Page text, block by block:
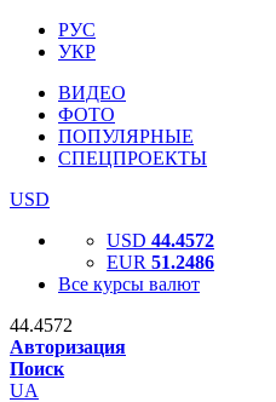
РУС
УКР
ВИДЕО
ФОТО
ПОПУЛЯРНЫЕ
СПЕЦПРОЕКТЫ
USD
USD 44.4572
EUR 51.2486
Все курсы валют
44.4572
Авторизация
Поиск
UA